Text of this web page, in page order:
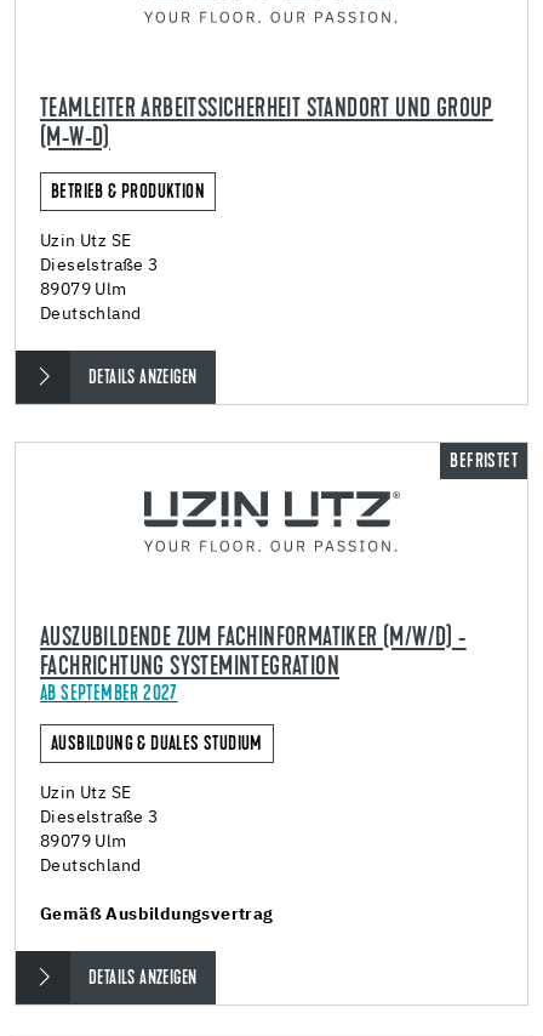
TEAMLEITER ARBEITSSICHERHEIT STANDORT UND GROUP
(M-W-D)
BETRIEB & PRODUKTION
Uzin Utz SE
Dieselstraße 3
89079 Ulm
Deutschland
DETAILS ANZEIGEN
BEFRISTET
AUSZUBILDENDE ZUM FACHINFORMATIKER (M/W/D) -
FACHRICHTUNG SYSTEMINTEGRATION
AB SEPTEMBER 2027
AUSBILDUNG & DUALES STUDIUM
Uzin Utz SE
Dieselstraße 3
89079 Ulm
Deutschland
Gemäß Ausbildungsvertrag
DETAILS ANZEIGEN